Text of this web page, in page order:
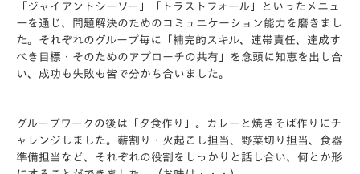
「ジャイアントシーソー」「トラストフォール」といったメニュ
ーを通じ、問題解決のためのコミュニケーション能力を磨きまし
た。それぞれのグループ毎に「補完的スキル、連帯責任、達成す
べき目標・そのためのアプローチの共有」を念頭に知恵を出し合
い、成功も失敗も皆で分かち合いました。
グループワークの後は「夕食作り」。カレーと焼きそば作りにチ
ャレンジしました。薪割り・火起こし担当、野菜切り担当、食器
準備担当など、それぞれの役割をしっかりと話し合い、何とか形